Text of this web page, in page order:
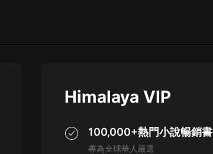
Himalaya VIP
100,000+熱門小說暢銷書
專為全球華人嚴選